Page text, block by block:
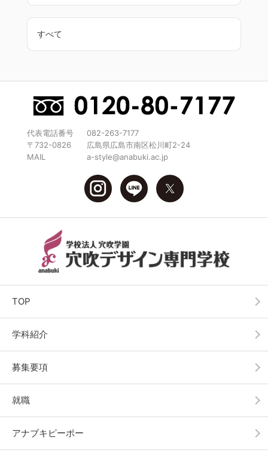
すべて
代表電話番号
082-263-7177
〒732-0826
広島県広島市南区松川町2-24
MAIL
a-style@anabuki.ac.jp
TOP
学科紹介
募集要項
就職
アナブキピーポー